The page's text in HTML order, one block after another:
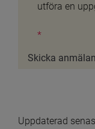
utföra en
*
Uppdaterad